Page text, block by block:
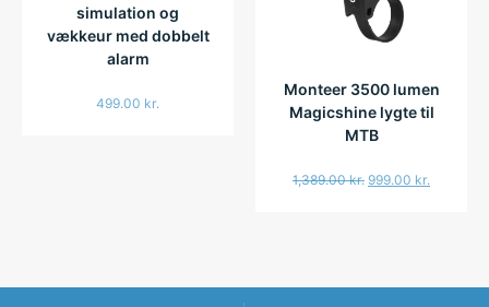
simulation og
vækkeur med dobbelt
alarm
499.00 kr.
Monteer 3500 lumen
Magicshine lygte til
MTB
1,389.00kr. 999.00 kr.